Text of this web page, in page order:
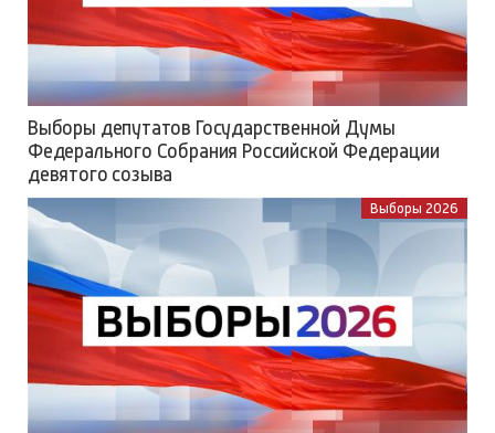
Выборы депутатов Государственной Думы
Федерального Собрания Российской Федерации
девятого созыва
Выборы 2026